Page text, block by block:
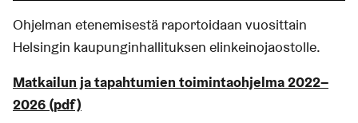
Ohjelman etenemisestä raportoidaan vuosittain
Helsingin kaupunginhallituksen elinkeinojaostolle.
Matkailun ja tapahtumien toimintaohjelma 2022–
2026 (pdf)